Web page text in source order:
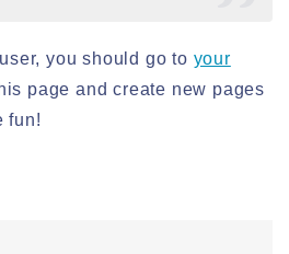
you should go to your
page and create new pages
fun!